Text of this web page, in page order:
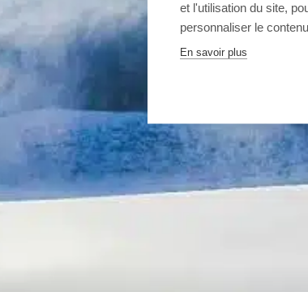
et l'utilisation du site,
personnaliser le
En savoir plus